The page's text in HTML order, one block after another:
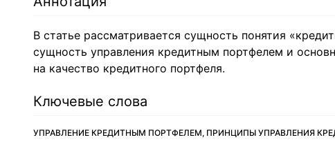
В статье рассматривается сущность понятия
сущность управления кредитным портфелем и
на качество кредитного портфеля.
Ключевые слова
УПРАВЛЕНИЕ КРЕДИТНЫМ ПОРТФЕЛЕМ, ПРИНЦИПЫ УПРАВЛЕНИЯ